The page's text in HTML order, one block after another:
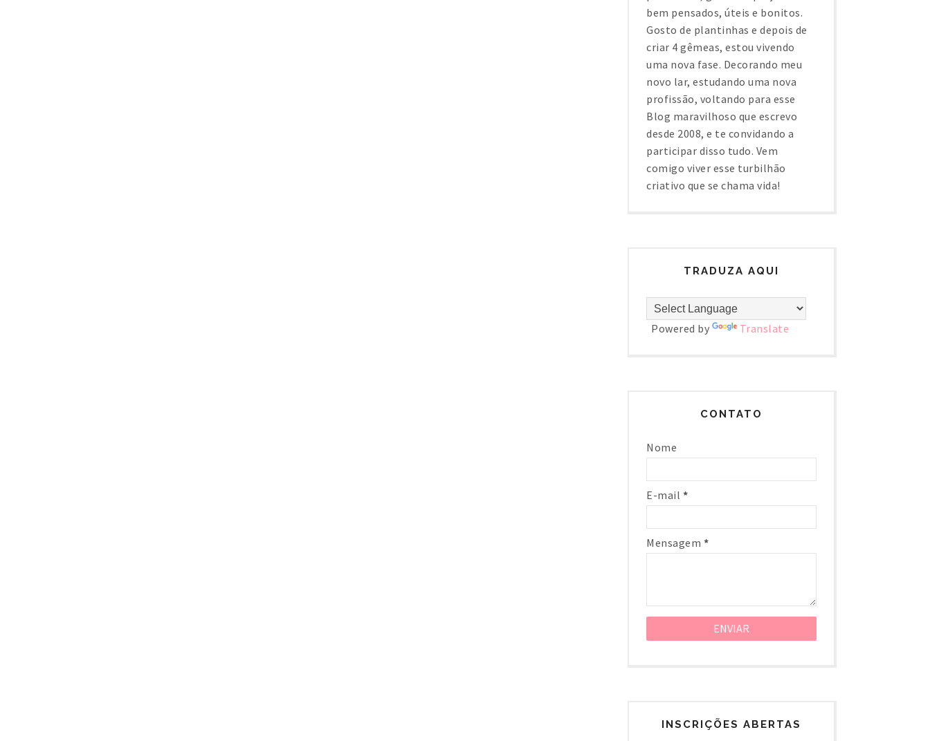
bem pensados, úteis e bonitos.
Gosto de plantinhas e depois de
criar 4 gêmeas, estou vivendo
uma nova fase. Decorando meu
novo lar, estudando uma nova
profissão, voltando para esse
Blog maravilhoso que escrevo
desde 2008, e te convidando a
participar disso tudo. Vem
comigo viver esse turbilhão
criativo que se chama vida!
TRADUZA AQUI
Powered by Translate
CONTATO
Nome
E-mail *
Mensagem *
INSCRIÇÕES ABERTAS